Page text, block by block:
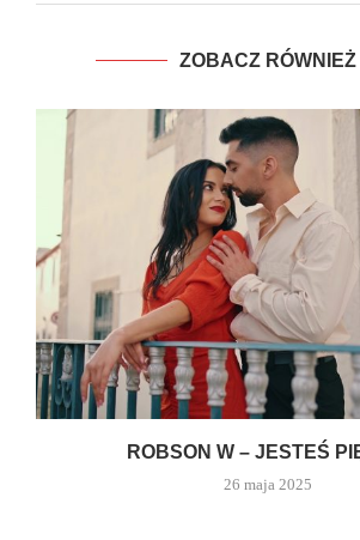
ZOBACZ RÓWNIEŻ
ROBSON W – JESTEŚ
26 maja 2025